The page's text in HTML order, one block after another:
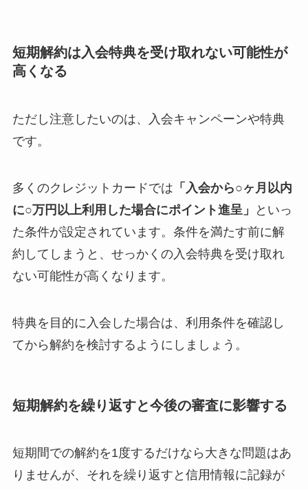
短期解約は入会特典を受け取れない可能性が
高くなる
ただし注意したいのは、入会キャンペーンや特典
です。
多くのクレジットカードでは 「入会から○ヶ月以内
に○万円以上利用した場合にポイント進呈」
といっ
た条件が設定されています。条件を満たす前に解
約してしまうと、せっかくの入会特典を受け取れ
ない可能性が高くなります。
特典を目的に入会した場合は、利用条件を確認し
てから解約を検討するようにしましょう。
短期解約を繰り返すと今後の審査に影響する
短期間での解約を1度するだけなら大きな問題はあ
りませんが、それを繰り返すと信用情報に記録が